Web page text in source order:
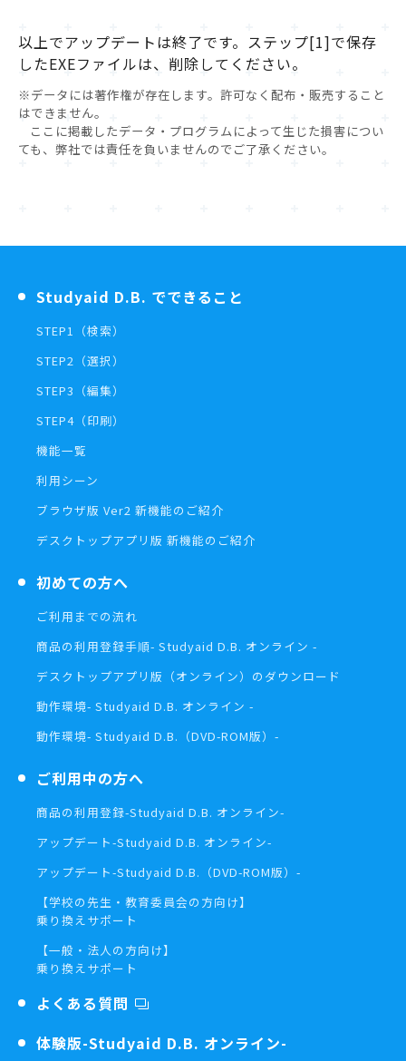
以上でアップデートは終了です。ステップ[1]で保存
したEXEファイルは、削除してください。
※データには著作権が存在します。許可なく配布・販売すること
はできません。
ここに掲載したデータ・プログラムによって生じた損害につい
ても、弊社では責任を負いませんのでご了承ください。
Studyaid D.B. でできること
STEP1（検索）
STEP2（選択）
STEP3（編集）
STEP4（印刷）
機能一覧
利用シーン
ブラウザ版 Ver2 新機能のご紹介
デスクトップアプリ版 新機能のご紹介
初めての方へ
ご利用までの流れ
商品の利用登録手順- Studyaid D.B. オンライン -
デスクトップアプリ版（オンライン）の ダウンロード
動作環境- Studyaid D.B. オンライン -
動作環境- Studyaid D.B.（DVD-ROM版）-
ご利用中の方へ
商品の利用登録-Studyaid D.B. オンライン-
アップデート-Studyaid D.B. オンライン-
アップデート-Studyaid D.B.（DVD-ROM版）-
【学校の先生・教育委員会の方向け】
乗り換えサポート
【一般・法人の方向け】
乗り換えサポート
よくある質問
体験版-Studyaid D.B. オンライン-